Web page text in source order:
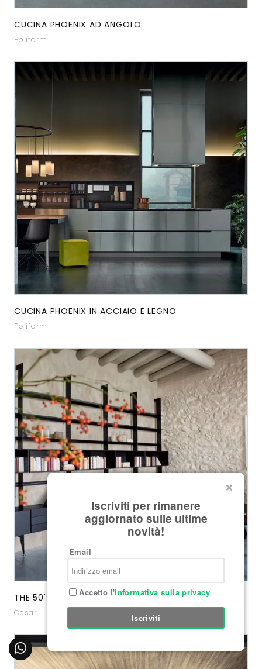
CUCINA PHOENIX AD ANGOLO
Poliform
CUCINA PHOENIX IN ACCIAIO E LEGNO
Poliform
THE 50'S CESAR
Cesar
Iscriviti per rimanere
aggiornato sulle ultime
novità!
Email
Accetto l'informativa sulla privacy
Iscriviti